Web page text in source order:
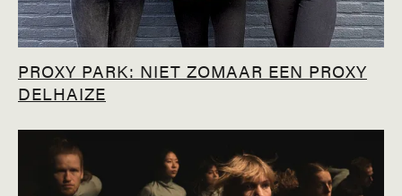
PROXY PARK: NIET ZOMAAR EEN PROXY
DELHAIZE